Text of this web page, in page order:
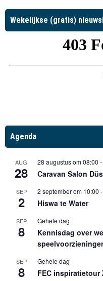
Wekelijkse (gratis)
Agenda
AUG
28
28 augustus om 08:00 -
Caravan Salon
SEP
2
2 september om 10:00 -
Hiswa te Water
SEP
8
Gehele dag
Kennisdag over
SEP
8
Gehele dag
FEC inspiratietour